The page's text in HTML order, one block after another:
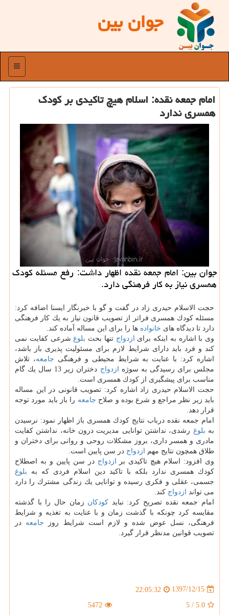
جوان بین
منو
امام جمعه نقده: اسلام هیچ تاكیدی بر كودك
همسری ندارد
جوان بین: امام جمعه نقده اظهار داشت: رفع مسئله كودك
همسری نیاز به كار فرهنگی دارد.
حجت الاسلام حیدری زاد در گفت و گو با خبرنگار ایسنا اضافه كرد:
مسئله كودك همسری فراتر از تصویب قانون نیاز به یك كار فرهنگی
دارد تا دیدگاه های خانواده ها را برای این مساله آماده كند.
وی با اشاره به اینكه برای
ازدواج تنها بحث بلوغشرعی كفایت نمی
كند و فرد باید دارای شرایط لازم برای مسئولیت پذیری باز باشد،
اشاره كرد: با عنایت به شرایط محیطی و فرهنگی جامعه، تلاش
مجلس برای رسیدگی به سوژه
ازدواج
دختران زیر 13 سال یك گام
مناسب برای پیشگیری از كودك همسری است.
حجت الاسلام حیدری زاد اشاره كرد: تصویب قانونی در این مساله
باید زیر نظر مراجع و شرع بوده و صلاح جامعه را باز باید مورد توجه
قرار دهد.
امام جمعه نقده درباب نتایج كودك همسری باز اظهار نمود: نرسیدن
به بلوغ رشدی، نداشتن توانایی مدیریت درون خانه، نداشتن كفایت
مادری و همسر داری، بروز مشكلات روحی و روانی برای دختران و
طلاق همچون نتایج مهم
ازدواج در سن پایین است.
وی افزود: اسلام هیچ تاكیدی بر
ازدواج در سن پایین و به اصطلاح
كودك همسری ندارد بلكه با تاكید دین اسلام فردی كه به بلوغ
جسمی، عقلی و فكری رسیده و توانایی یك زندگی مشترك را دارد
می تواند ازدواج كند.
امام جمعه نقده تصریح كرد: نباید كودكان زمان حال را با گذشته
مقایسه كرد چونكه با گذشت زمان و با عنایت به تغذیه و شرایط
فرهنگی، نسل عوض شده و لازم است شرایط روز جامعه در
تصویب قوانین مدنظر قرار گیرد.
1397/12/15
22:05:32
5.0
/
5
5472